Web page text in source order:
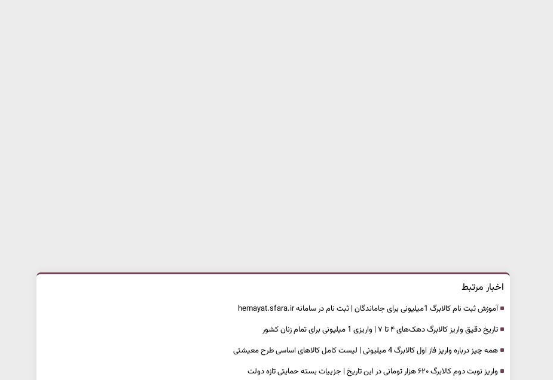
اخبار مرتبط
آموزش ثبت نام کالابرگ 1میلیونی برای جاماندگان | ثبت نام در سامانه hemayat.sfara.ir
تاریخ دقیق واریز کالابرگ دهک‌های ۴ تا ۷ | واریزی 1 میلیونی برای تمام زنان کشور
همه چیز درباره واریز فاز اول کالابرگ 4 میلیونی | لیست کامل کالاهای اساسی طرح معیشتی
واریز نوبت دوم کالابرگ ۶۲۰ هزار تومانی در این تاریخ | جزییات بسته حمایتی تازه دولت